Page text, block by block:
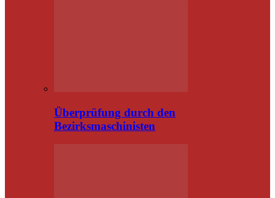
Überprüfung durch den
Bezirksmaschinisten